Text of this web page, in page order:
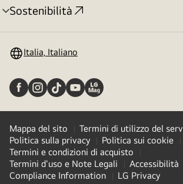
Sostenibilità
Attivazione
Italia, Italiano
Mappa del sito
Termini di utilizzo del
Politica sulla privacy
Politica sui cookie
Termini e condizioni di acquisto
Termini d'uso e Note Legali
Accessibilità
Compliance Information
LG Privacy